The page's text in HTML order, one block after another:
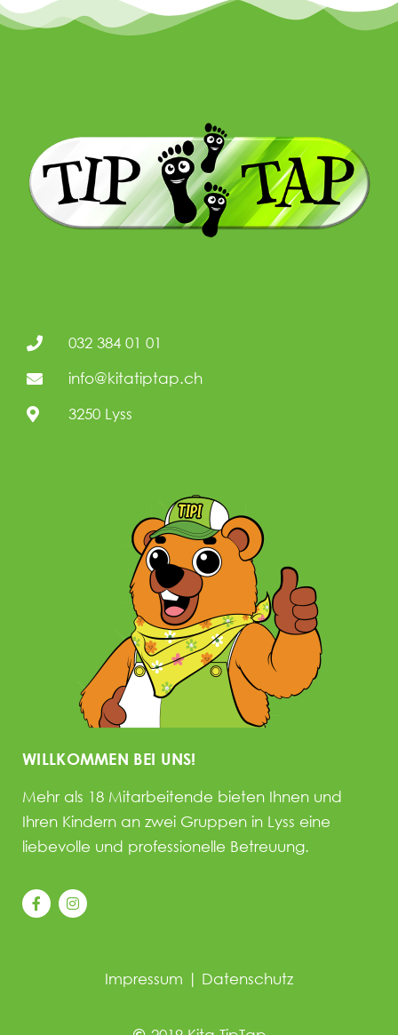
032 384 01 01
info@kitatiptap.ch
3250 Lyss
WILLKOMMEN BEI UNS!
Mehr als 18 Mitarbeitende bieten Ihnen und
Ihren Kindern an zwei Gruppen in Lyss eine
liebevolle und professionelle Betreuung.
Impressum | Datenschutz